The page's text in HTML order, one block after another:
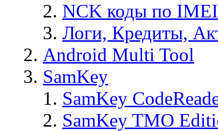
NCK коды по IMEI
Логи, Кредиты,
Android Multi Tool
SamKey
SamKey
SamKey TMO